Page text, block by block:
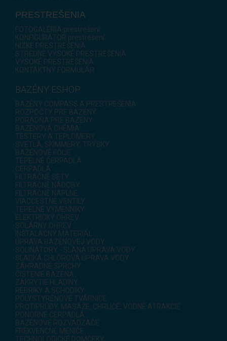
PRESTREŠENIA
FOTOGALÉRIA prestrešení
KONFIGURÁTOR prestrešení
NÍZKE PRESTREŠENIA
STREDNE VYSOKÉ PRESTREŠENIA
VYSOKÉ PRESTREŠENIA
KONTAKTNÝ FORMULÁR
BAZÉNY ESHOP
BAZÉNY COMPASS A PRESTREŠENIA
ROZPOČTY PRE BAZÉNY
PORADŇA PRE BAZÉNY
BAZÉNOVÁ CHÉMIA
TESTERY A TEPLOMERY
SVETLÁ, SKIMMERY, TRYSKY
BAZÉNOVÉ FÓLIE
TEPELNÉ ČERPADLÁ
ČERPADLÁ
FILTRAČNÉ SETY
FILTRAČNÉ NÁDOBY
FILTRAČNÉ NÁPLNE
VIACCESTNÉ VENTILY
TEPELNÉ VÝMENNÍKY
ELEKTRICKÝ OHREV
SOLÁRNY OHREV
INŠTALAČNÝ MATERIÁL
ÚPRAVA BAZÉNOVEJ VODY
SOLINÁTORY - SLANÁ ÚPRAVA VODY
SLADKÁ CHLÓROVÁ ÚPRAVA VODY
ZÁHRADNÉ SPRCHY
ČISTENIE BAZÉNA
ZAKRYTIE HLADINY
REBRÍKY A SCHODÍKY
POLYSTYRÉNOVÉ TVÁRNICE
PROTIPRÚDY, MASÁŽE, CHRLIČE, VODNÉ ATRAKCIE
PONORNÉ ČERPADLÁ
BAZÉNOVÉ ROZVÁDZAČE
FREKVENČNÉ MENIČE
TECHNOLOGICKÉ DOMČEKY